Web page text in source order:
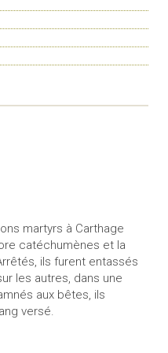
martyrs à Carthage
catéchumènes et la
ils furent entassés
les autres, dans une
aux bêtes, ils
versé.